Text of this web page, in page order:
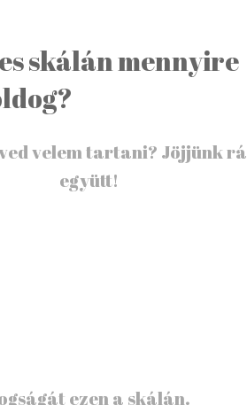
skálán mennyire
velem tartani? Jöjjünk rá
együtt!
ezen a skálán.